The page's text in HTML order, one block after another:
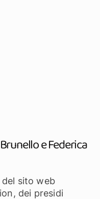
e Federica
sito web
dei presidi